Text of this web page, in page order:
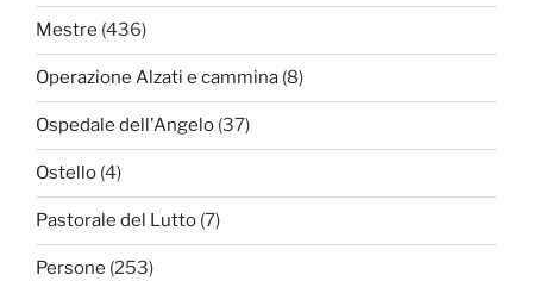
Mestre (436)
Operazione Alzati e cammina (8)
Ospedale dell'Angelo (37)
Ostello (4)
Pastorale del Lutto (7)
Persone (253)